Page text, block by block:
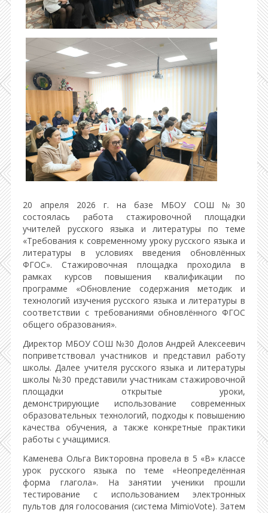
20 апреля 2026 г. на базе МБОУ СОШ №30
состоялась работа стажировочной площадки
учителей русского языка и литературы по теме
«Требования к современному уроку русского языка и
литературы в условиях введения обновлённых
ФГОС». Стажировочная площадка проходила в
рамках курсов повышения квалификации по
программе «Обновление содержания методик и
технологий изучения русского языка и литературы в
соответствии с требованиями обновлённого ФГОС
общего образования».
Директор МБОУ СОШ №30 Долов Андрей Алексеевич
поприветствовал участников и представил работу
школы. Далее учителя русского языка и литературы
школы №30 представили участникам стажировочной
площадки открытые уроки,
демонстрирующие использование современных
образовательных технологий, подходы к повышению
качества обучения, а также конкретные практики
работы с учащимися.
Каменева Ольга Викторовна провела в 5 «В» классе
урок русского языка по теме «Неопределённая
форма глагола». На занятии ученики прошли
тестирование с использованием электронных
пультов для голосования (система MimioVote). Затем